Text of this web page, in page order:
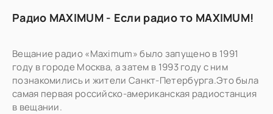
Радио MAXIMUM - Если радио то MAXIMUM!
Вещание радио «Maximum» было запущено в 1991
году в городе Москва, а затем в 1993 году с ним
познакомились и жители Санкт-Петербурга.Это была
самая первая российско-американская радиостанция
в вещании.